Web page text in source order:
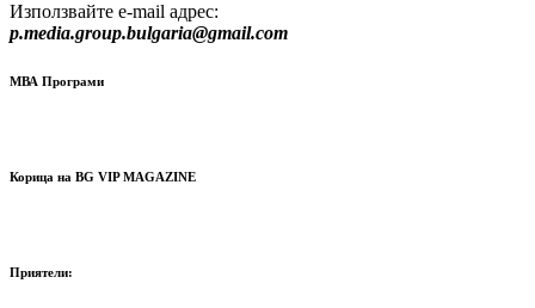
Използвайте e-mail адрес:
p.media.group.bulgaria@gmail.com
МВА Програми
Корица на BG VIP MAGAZINE
Приятели: